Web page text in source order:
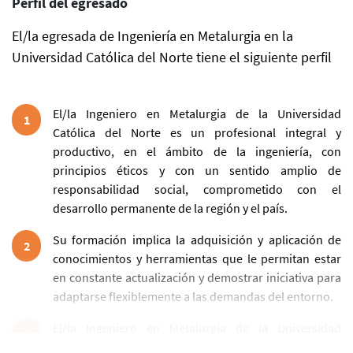
El/la egresada de Ingeniería en Metalurgia en la
Universidad Católica del Norte tiene el siguiente perfil
1
El/la Ingeniero en Metalurgia de la Universidad
Católica del Norte es un profesional integral y
productivo, en el ámbito de la ingeniería, con
principios éticos y con un sentido amplio de
responsabilidad social, comprometido con el
desarrollo permanente de la región y el país.
2
Su formación implica la adquisición y aplicación de
conocimientos y herramientas que le permitan estar
en constante actualización y demostrar iniciativa para
adaptarse flexiblemente a las demandas del entorno.